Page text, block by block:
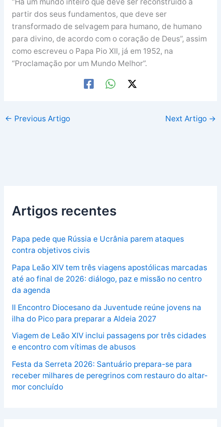
partir dos seus fundamentos, que deve ser
transformado de selvagem para humano, de humano
para divino, de acordo com o coração de Deus”, assim
como escreveu o Papa Pio XII, já em 1952, na
“Proclamação por um Mundo Melhor”.
← Previous Artigo Next Artigo →
Artigos recentes
Papa pede que Rússia e Ucrânia parem ataques
contra objetivos civis
Papa Leão XIV tem três viagens apostólicas marcadas
até ao final de 2026: diálogo, paz e missão no centro
da agenda
II Encontro Diocesano da Juventude reúne jovens na
ilha do Pico para preparar a Aldeia 2027
Viagem de Leão XIV inclui passagens por três cidades
e encontro com vítimas de abusos
Festa da Serreta 2026: Santuário prepara-se para
receber milhares de peregrinos com restauro do altar-
mor concluído